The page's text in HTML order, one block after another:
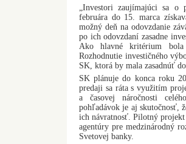
„Investori zaujímajúci sa
februára do 15. marca
možný deň na odovzdanie
po ich odovzdaní zasadne
Ako hlavné kritérium bola
Rozhodnutie investičného
SK, ktorá by mala zasadnúť
SK plánuje do konca roku
predaji sa ráta s využitím
a časovej náročnosti
pohľadávok je aj skutočnosť,
ich návratnosť. Pilotný
agentúry pre medzinárodný
Svetovej banky.